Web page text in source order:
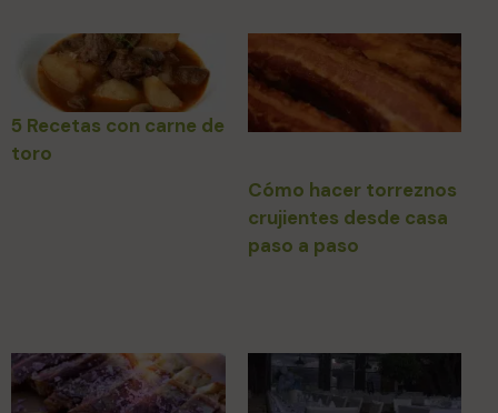
5 Recetas con carne de
toro
Cómo hacer torreznos
crujientes desde casa
paso a paso